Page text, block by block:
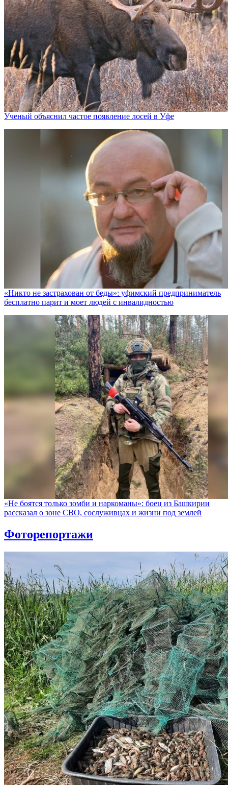
Ученый объяснил частое появление лосей в Уфе
«Никто не заcтрахован от беды»: уфимский предприниматель
бесплатно парит и моет людей с инвалидностью
«Не боятся только зомби и наркоманы»: боец из Башкирии
рассказал о зоне СВО, сослуживцах и жизни под землей
Фоторепортажи